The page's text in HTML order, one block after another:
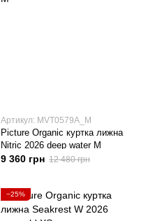
Артикул: MVT0579A_M
Picture Organic куртка лижна
Nitric 2026 deep water M
9 360 грн 12 480 грн
−25%